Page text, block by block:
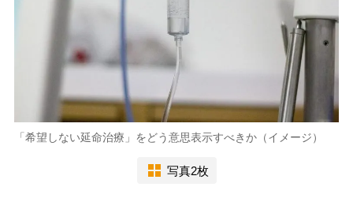
「希望しない延命治療」をどう意思表示すべきか（イメージ）
写真2枚